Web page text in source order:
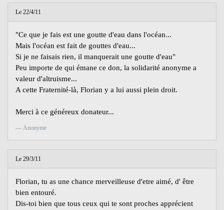
Le 22/4/11
"Ce que je fais est une goutte d'eau dans l'océan...
Mais l'océan est fait de gouttes d'eau...
Si je ne faisais rien, il manquerait une goutte d'eau"
Peu importe de qui émane ce don, la solidarité anonyme a
valeur d'altruisme...
A cette Fraternité-là, Florian y a lui aussi plein droit.
Merci à ce généreux donateur...
Anonyme
Le 29/3/11
Florian, tu as une chance merveilleuse d'etre aimé, d' être
bien entouré.
Dis-toi bien que tous ceux qui te sont proches apprécient